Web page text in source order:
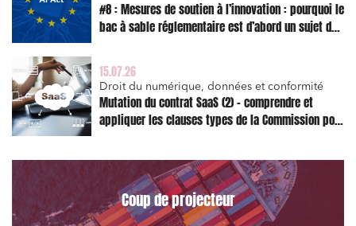
#8 : Mesures de soutien à l’innovation : pourquoi le
bac à sable réglementaire est d’abord un sujet de
15.07.26
Droit du numérique, données et conformité
Mutation du contrat SaaS (2) – comprendre et
appliquer les clauses types de la Commission pour
Coup de projecteur